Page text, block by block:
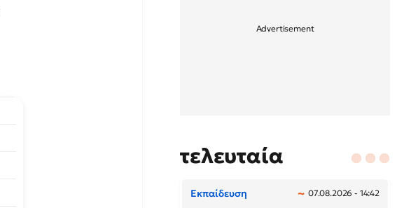
τελευταία
Εκπαίδευση 07.08.2026 - 14:42